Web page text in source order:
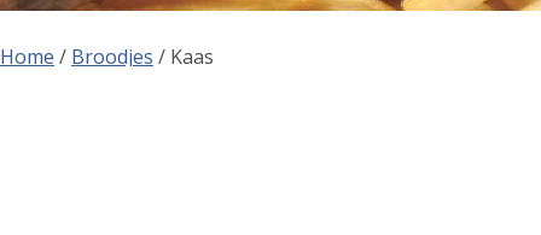
Home / Broodjes / Kaas